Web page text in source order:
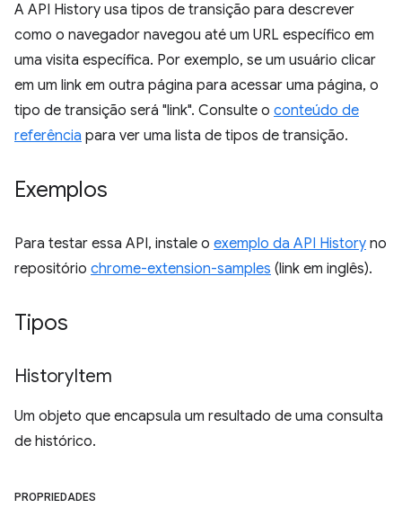
A API History usa tipos de transição para descrever
como o navegador navegou até um URL específico em
uma visita específica. Por exemplo, se um usuário clicar
em um link em outra página para acessar uma página, o
tipo de transição será "link". Consulte o conteúdo de
referência para ver uma lista de tipos de transição.
Exemplos
Para testar essa API, instale o exemplo da API History no
repositório chrome-extension-samples (link em inglês).
Tipos
HistoryItem
Um objeto que encapsula um resultado de uma consulta
de histórico.
PROPRIEDADES